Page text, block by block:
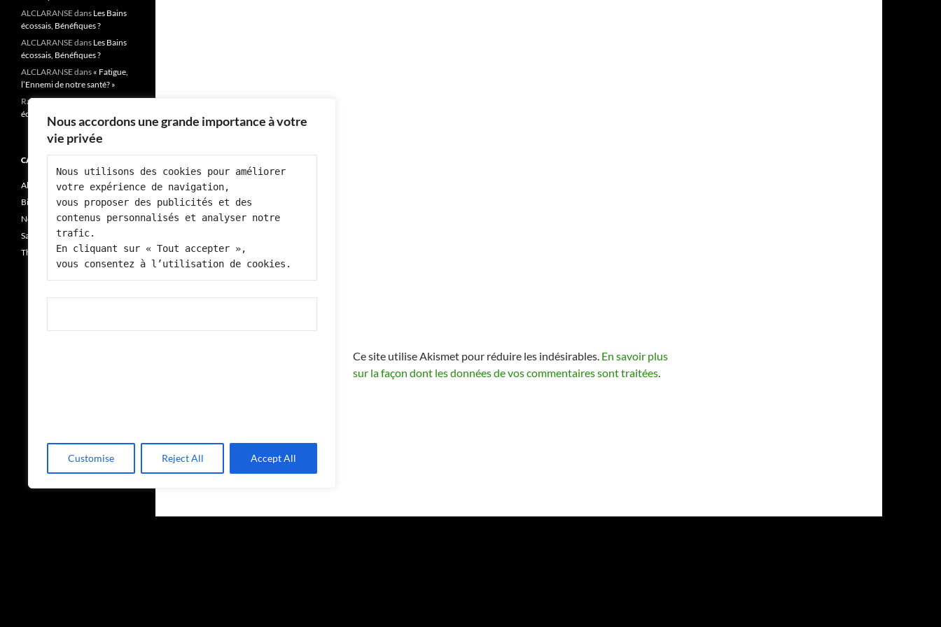
Nous accordons une grande importance à votre
vie privée
Nous utilisons des cookies pour améliorer
votre expérience de navigation,
vous proposer des publicités et des
contenus personnalisés et analyser notre
trafic.
En cliquant sur « Tout accepter »,
vous consentez à l’utilisation de cookies.
Customise Reject All Accept All
Ce site utilise Akismet pour réduire les indésirables. En savoir plus
sur la façon dont les données de vos commentaires sont traitées.
ALCLARANSEdans Les Bains
écossais, Bénéfiques ?
ALCLARANSEdans Les Bains
écossais, Bénéfiques ?
ALCLARANSEdans « Fatigue,
l’Ennemi de notre santé? »
Rai josianedansLes Bains
écossais, Bénéfiques ?
CATÉGORIES
Alimentation
Bien-être
Non classé
Santé
Thérapie